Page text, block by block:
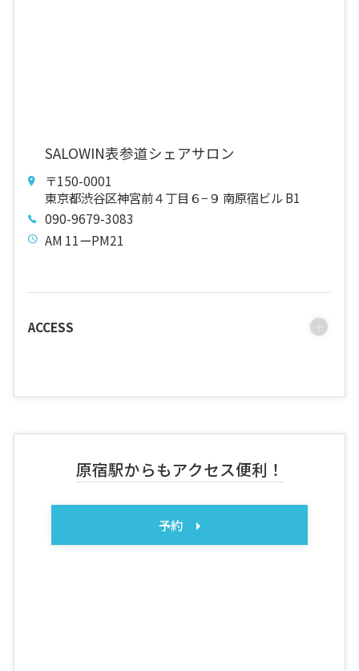
SALOWIN表参道シェアサロン
〒150-0001
東京都渋谷区神宮前４丁目６−９ 南原宿ビル B1
090-9679-3083
AM 11ーPM21
ACCESS
原宿駅からもアクセス便利！
予約